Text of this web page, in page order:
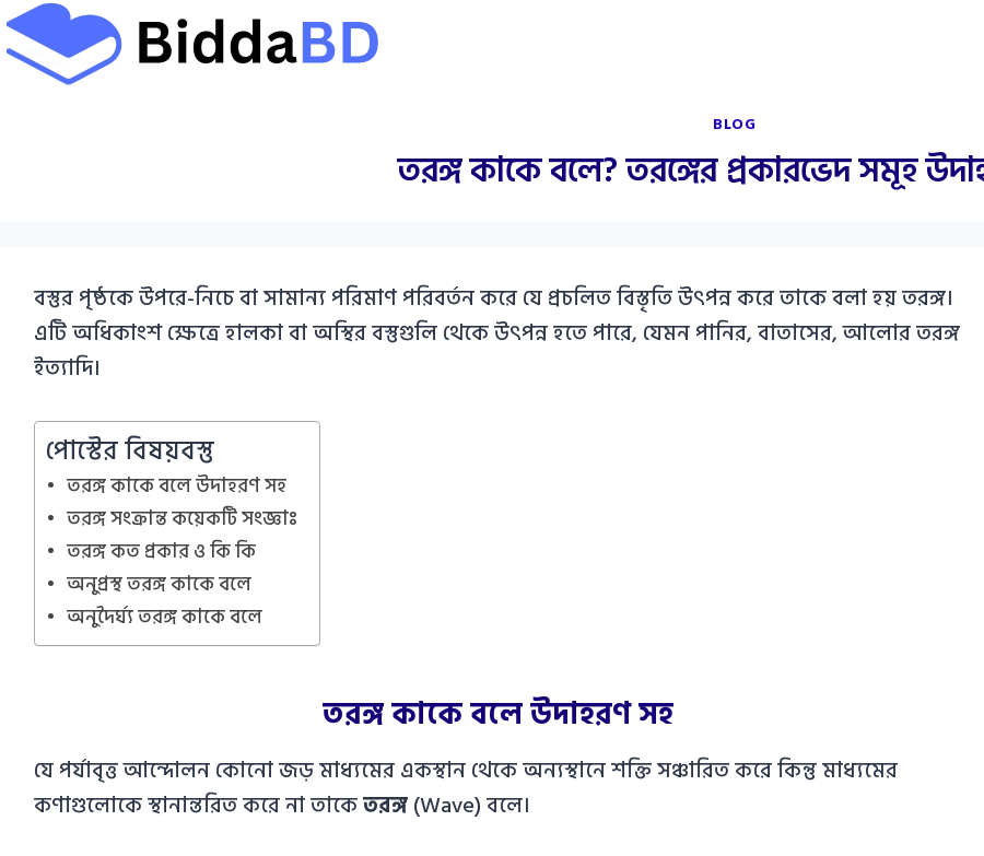
Skip
to
content
BLOG
তরঙ্গ কাকে বলে? তরঙ্গের প্রকারভেদ সমূহ
বস্তুর পৃষ্ঠকে উপরে-নিচে বা সামান্য পরিমাণ পরিবর্তন করে যে প্রচলিত বিস্তৃতি উৎপন্ন করে তাকে বলা হয় তরঙ্গ।
এটি অধিকাংশ ক্ষেত্রে হালকা বা অস্থির বস্তুগুলি থেকে উৎপন্ন হতে পারে, যেমন পানির, বাতাসের, আলোর তরঙ্গ
ইত্যাদি।
পোস্টের বিষয়বস্তু
তরঙ্গ কাকে বলে উদাহরণ সহ
তরঙ্গ সংক্রান্ত কয়েকটি সংজ্ঞাঃ
তরঙ্গ কত প্রকার ও কি কি
অনুপ্রস্থ তরঙ্গ কাকে বলে
অনুদৈর্ঘ্য তরঙ্গ কাকে বলে
তরঙ্গ কাকে বলে উদাহরণ সহ
যে পর্যাবৃত্ত আন্দোলন কোনো জড় মাধ্যমের একস্থান থেকে অন্যস্থানে শক্তি সঞ্চারিত করে কিন্তু মাধ্যমের
কণাগুলোকে স্থানান্তরিত করে না তাকেতরঙ্গ(Wave) বলে।